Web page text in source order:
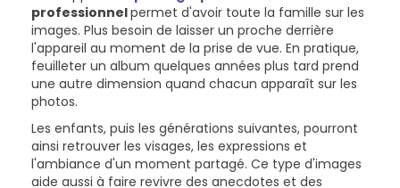
professionnelpermet d'avoir toute la famille sur les
images. Plus besoin de laisser un proche derrière
l'appareil au moment de la prise de vue. En pratique,
feuilleter un album quelques années plus tard prend
une autre dimension quand chacun apparaît sur les
photos.
Les enfants, puis les générations suivantes, pourront
ainsi retrouver les visages, les expressions et
l'ambiance d'un moment partagé. Ce type d'images
aide aussi à faire revivre des anecdotes et des